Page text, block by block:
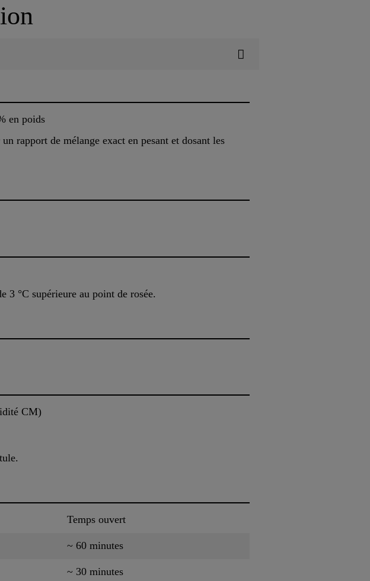
en poids
rapport de mélange exact en pesant et dosant les
°C supérieure au point de rosée.
CM)
Temps ouvert
~ 60 minutes
~ 30 minutes